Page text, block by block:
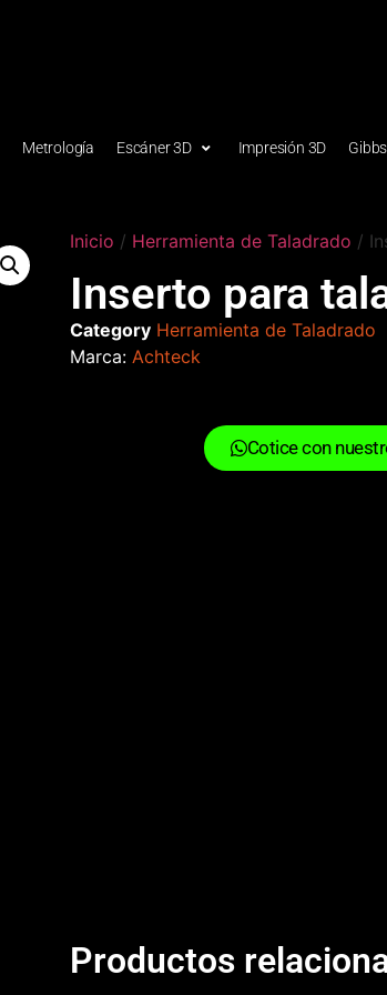
Metrología Escáner 3D Impresión 3D
Inicio / Herramienta de Taladrado /
Inserto para
Category Herramienta de Taladrado
Marca: Achteck
Cotice con
Productos